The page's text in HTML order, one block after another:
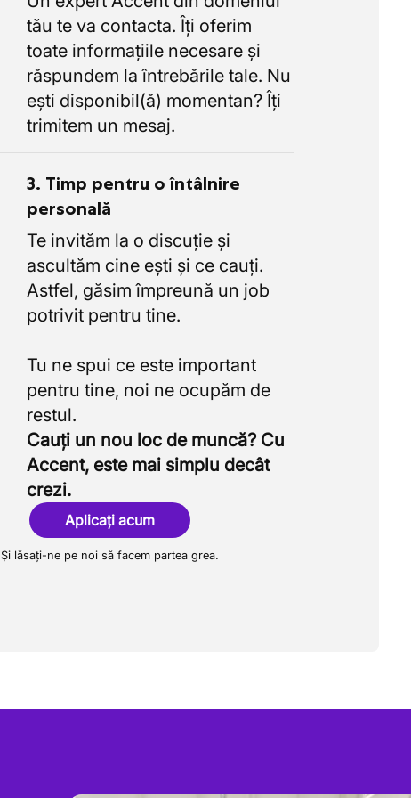
tău te va contacta. Îți oferim
toate informațiile necesare și
răspundem la întrebările tale. Nu
ești disponibil(ă) momentan? Îți
trimitem un mesaj.
3. Timp pentru o întâlnire
personală
Te invităm la o discuție și
ascultăm cine ești și ce cauți.
Astfel, găsim împreună un job
potrivit pentru tine.
Tu ne spui ce este important
pentru tine, noi ne ocupăm de
Cauți un nou loc de muncă? Cu
Accent, este mai simplu decât
crezi.
Aplicați acum
Și lăsați-ne pe noi să facem partea grea.